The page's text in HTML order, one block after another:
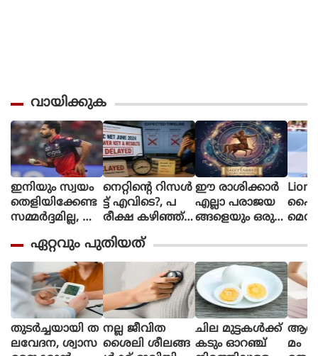
വായിക്കുക
ഇനിയും സ്വയം
തെളിയിക്കേണ്ട
സമ്മർദ്ദമില്ല, അ
ഭിച്ചാൽ സ
ന്തോഷം അത്ര
മാത്രം : ഭുവ
നേശ്വർ കുമാർ
നെറ്റിൻ്റെ റിസൾ
ട്ട് എവിടെ?, പ
രീക്ഷ കഴിഞ്ഞ്
ഒരു മാസ
മായിട്ടും ഉത്തര
സൂചിക
പോലുമില്ല, ആ
ശങ്കയിൽ
വിദ്യാർഥികൾ
ഈ രാശിക്കാര്‍
എല്ലാ പരാജയ
ങ്ങളെയും ഒരു
വാക്കി മാറ്റുന്നു
ഏറ്റവും പുതിയത്
തുടർച്ചയായി ത
ലവേദന, ശ്വാസ
നല്ല ജീവിത
ശൈലി ശീലങ്ങ
ചില മുട്ടകള്‍ക്ക്
കടും ഓറഞ്ച്
മം